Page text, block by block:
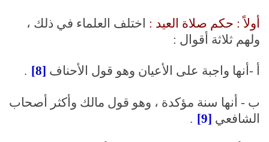
أولاً : حكم صلاة العيد : اختلف العلماء في ذلك ،
ولهم ثلاثة أقوال :
أ -أنها واجبة على الأعيان وهو قول الأحناف [8]
.
ب - أنها سنة مؤكدة ، وهو قول مالك وأكثر أصحاب
الشافعي [9]
.